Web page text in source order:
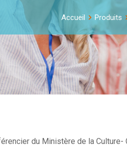
Accueil Produits
du Ministère de la